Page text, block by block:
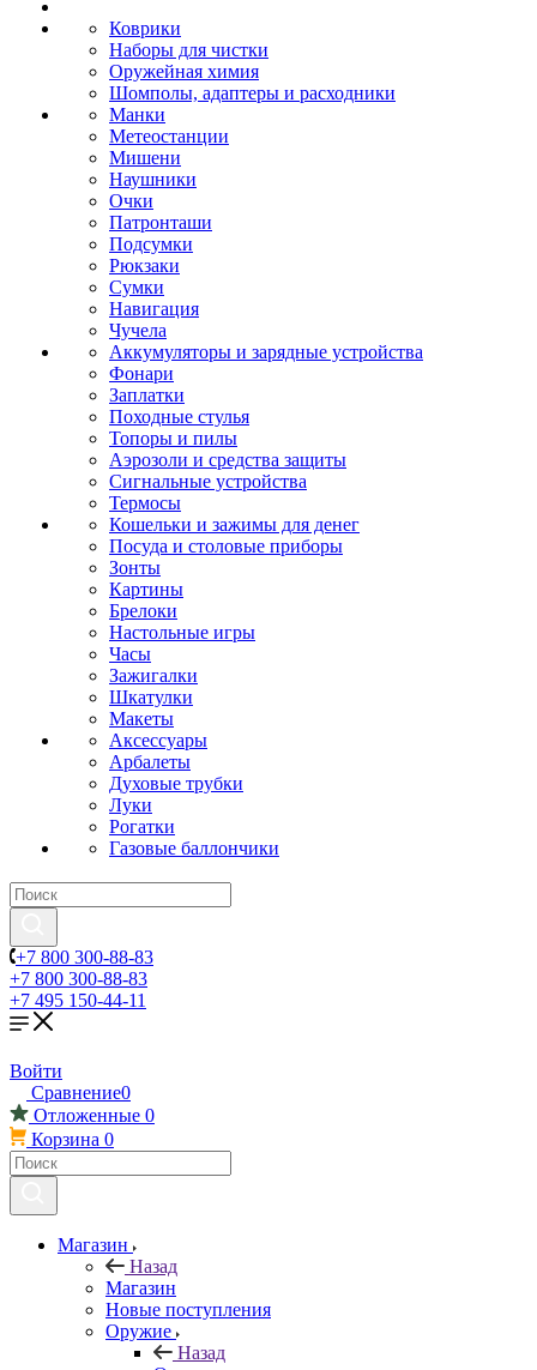
Коврики
Наборы для чистки
Оружейная химия
Шомполы, адаптеры и расходники
Манки
Метеостанции
Мишени
Наушники
Очки
Патронташи
Подсумки
Рюкзаки
Сумки
Навигация
Чучела
Аккумуляторы и зарядные устройства
Фонари
Заплатки
Походные стулья
Топоры и пилы
Аэрозоли и средства защиты
Сигнальные устройства
Термосы
Кошельки и зажимы для денег
Посуда и столовые приборы
Зонты
Картины
Брелоки
Настольные игры
Часы
Зажигалки
Шкатулки
Макеты
Аксессуары
Арбалеты
Духовые трубки
Луки
Рогатки
Газовые баллончики
+7 800 300-88-83
+7 800 300-88-83
+7 495 150-44-11
Войти
Сравнение0
Отложенные 0
Корзина 0
Магазин
Назад
Магазин
Новые поступления
Оружие
Назад